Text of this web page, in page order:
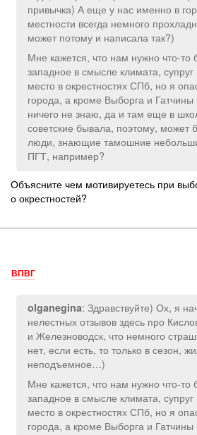
привычка) А еще у нас именно в
местности всегда немного
может потому и написала так?)
Мне кажется, что нам нужно что-то
западное в смысле климата, супруг
место в окрестностях СПб, но я
города, а кроме Выборга и Гатчины
ничего не знаю, да и там еще в
советские бывала, поэтому, может
люди, знающие тамошние
ПГТ, например?
Объясните чем мотивируетесь при
о окрестностей?
ВПВГ
olganegina: Здравствуйте) Ох, я
нелестных отзывов здесь про
и Железноводск, что немного
нет, если есть, то только в сезон,
неподъемное…)
Мне кажется, что нам нужно что-то
западное в смысле климата, супруг
место в окрестностях СПб, но я
города, а кроме Выборга и Гатчины